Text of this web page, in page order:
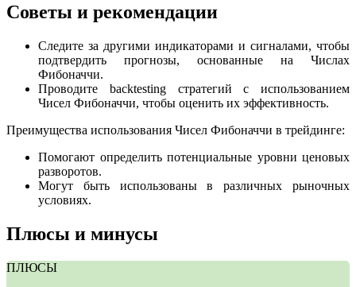
Советы и рекомендации
Следите за другими индикаторами и сигналами, чтобы
подтвердить прогнозы, основанные на Числах
Фибоначчи.
Проводите backtesting стратегий с использованием
Чисел Фибоначчи, чтобы оценить их эффективность.
Преимущества использования Чисел Фибоначчи в трейдинге:
Помогают определить потенциальные уровни ценовых
разворотов.
Могут быть использованы в различных рыночных
условиях.
Плюсы и минусы
ПЛЮСЫ